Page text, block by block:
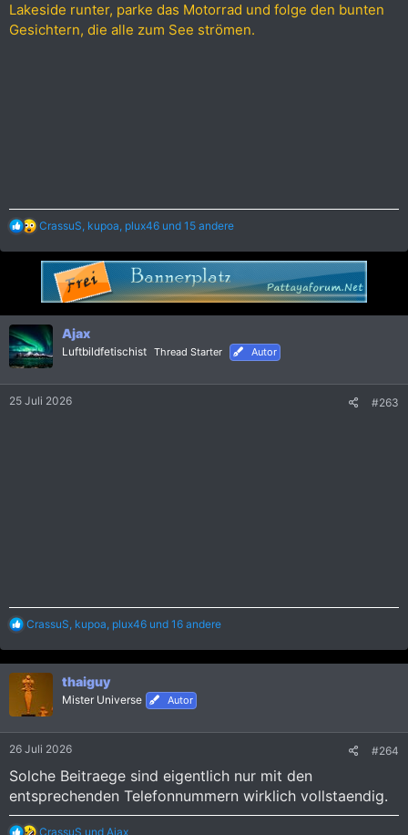
Lakeside runter, parke das Motorrad und folge den bunten
Gesichtern, die alle zum See strömen.
R
a
o
n
e
n
:
CrassuS, kupoa, plux46 und 15 andere
Ajax
Luftbildfetischist Thread Starter Autor
25 Juli 2026 #263
R
a
k
t
i
o
n
CrassuS, kupoa, plux46 und 16 andere
thaiguy
Mister Universe Autor
26 Juli 2026 #264
Solche Beitraege sind eigentlich nur mit den
entsprechenden Telefonnummern wirklich vollstaendig.
R
CrassuS und Ajax